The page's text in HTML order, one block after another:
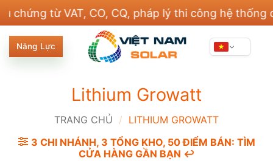
nội
dung
từ VAT, CO, CQ, pháp lý thi công hệ thống điện
Năng Lực
Lithium Growatt
TRANG CHỦ / LITHIUM GROWATT
3 CHI NHÁNH, 3 TỔNG KHO, 50 ĐIỂM BÁN: TÌM
CỬA HÀNG GẦN BẠN ↩️